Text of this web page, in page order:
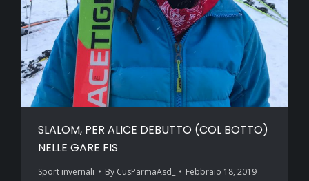
SLALOM, PER ALICE DEBUTTO (COL BOTTO)
NELLE GARE FIS
Sport invernali By CusParmaAsd_ Febbraio 18, 2019